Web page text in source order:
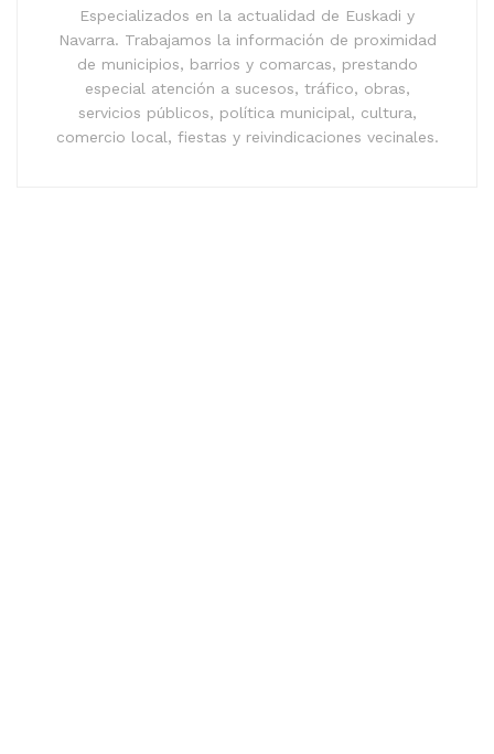
Especializados en la actualidad de Euskadi y
Navarra. Trabajamos la información de proximidad
de municipios, barrios y comarcas, prestando
especial atención a sucesos, tráfico, obras,
servicios públicos, política municipal, cultura,
comercio local, fiestas y reivindicaciones vecinales.